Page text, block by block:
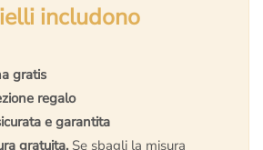
includono
gratis
regalo
e garantita
gratuita. Se sbagli la misura